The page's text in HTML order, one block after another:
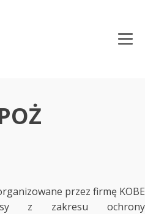
przez firmę KOBE
z zakresu ochrony